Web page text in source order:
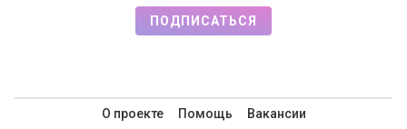
ПОДПИСАТЬСЯ
О проекте Помощь
Вакансии